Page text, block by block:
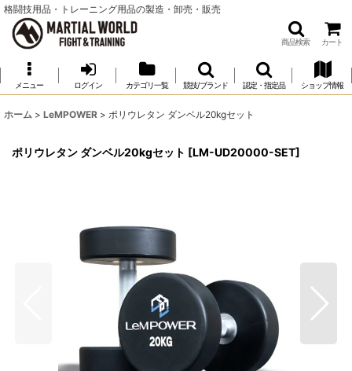
格闘技用品・トレーニング用品の製造・卸売・販売
商品検索 カート
メニュー ログイン カテゴリ一覧 競技/ブランド 認定・指定品 ショップ情報
ホーム > LeMPOWER > ポリウレタン ダンベル20kgセット
ポリウレタン ダンベル20kgセット [LM-UD20000-SET]